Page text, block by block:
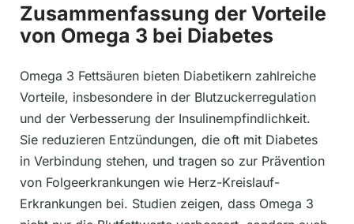
Zusammenfassung der Vorteile
von Omega 3 bei Diabetes
Omega 3 Fettsäuren bieten Diabetikern zahlreiche
Vorteile, insbesondere in der Blutzuckerregulation
und der Verbesserung der Insulinempfindlichkeit.
Sie reduzieren Entzündungen, die oft mit Diabetes
in Verbindung stehen, und tragen so zur Prävention
von Folgeerkrankungen wie Herz-Kreislauf-
Erkrankungen bei. Studien zeigen, dass Omega 3